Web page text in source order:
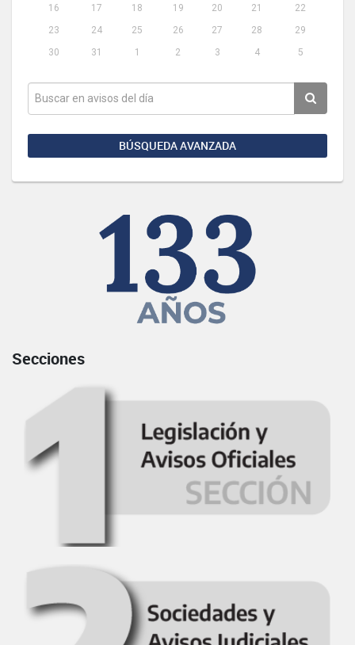
16
17 18 19 20 21
22
23
24 25 26 27 28
29
30
31 1 2 3 4 5
BÚSQUEDA AVANZADA
Secciones